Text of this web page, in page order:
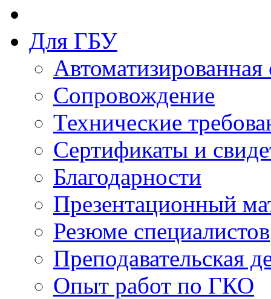
Для ГБУ
Сопровождение
Технические
Сертификаты и
Благодарности
Презентационный
Резюме специалистов
Преподавательская
Опыт работ по ГКО